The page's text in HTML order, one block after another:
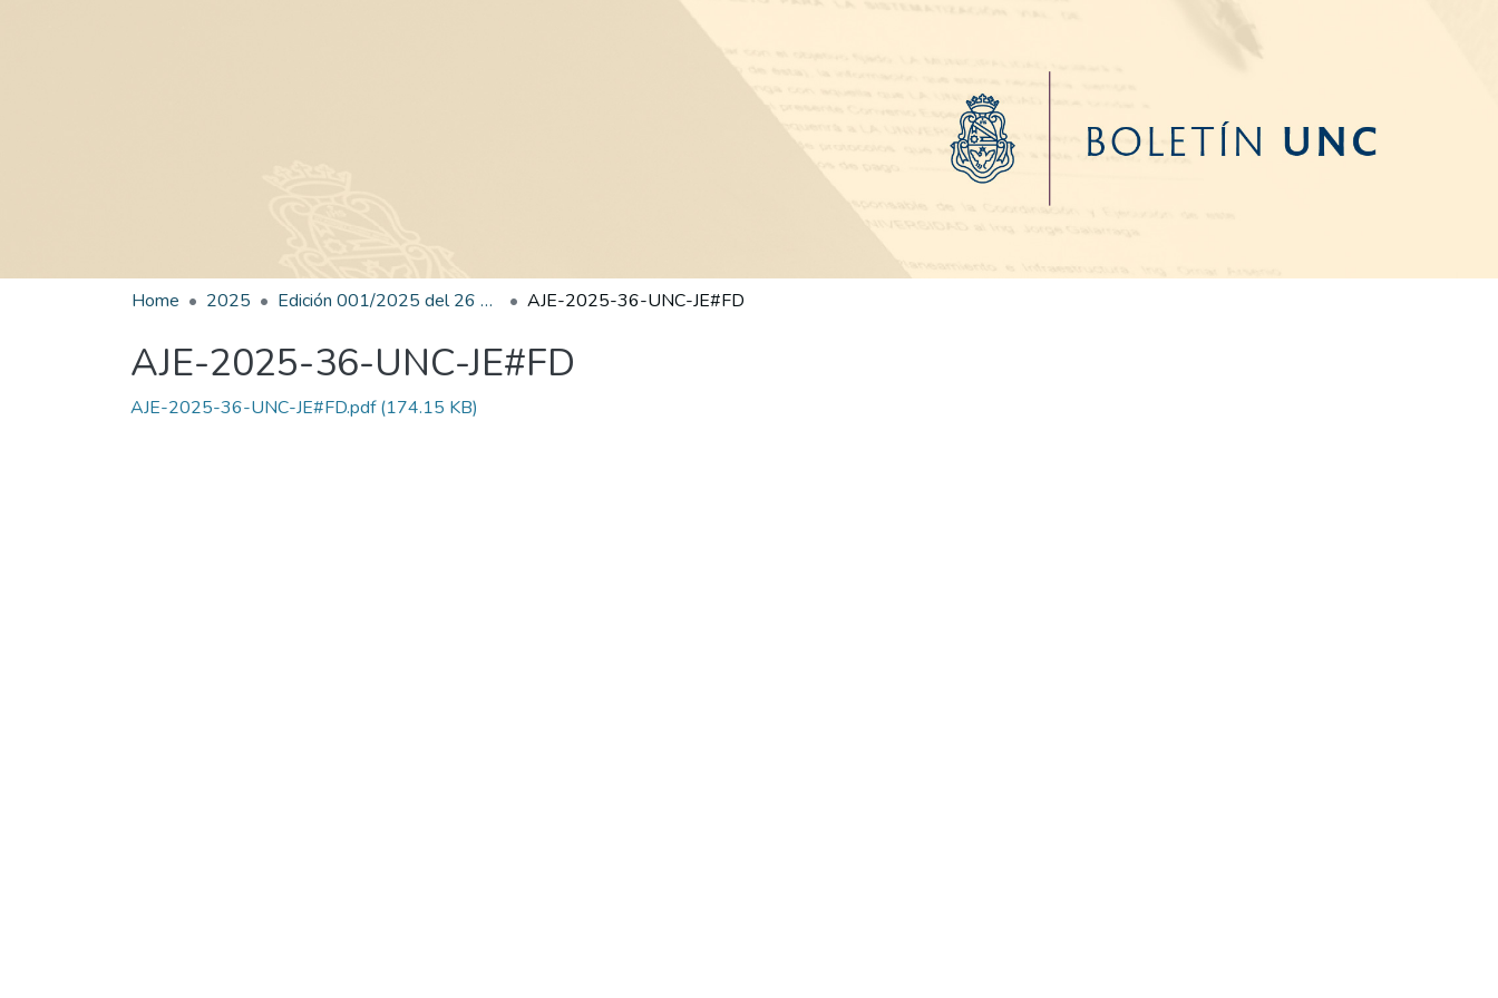
Home 2025 Edición 001/2025 del 26 de mayo de 2025 AJE-2025-36-UNC-JE#FD
AJE-2025-36-UNC-JE#FD
AJE-2025-36-UNC-JE#FD.pdf(174.15 KB)